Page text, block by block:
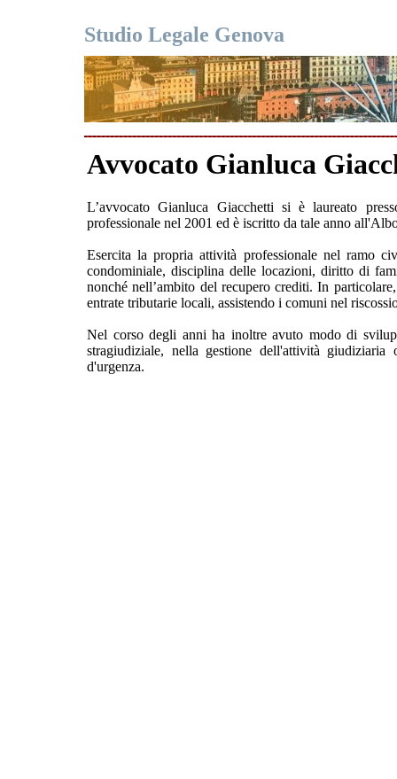
Studio Legale Genova
Avvocato Gianluca
L’avvocato Gianluca Giacchetti si è laureato
professionale nel 2001 ed è iscritto da tale anno
Esercita la propria attività professionale nel ramo
condominiale, disciplina delle locazioni, diritto di
nonché nell’ambito del recupero crediti. In
entrate tributarie locali, assistendo i comuni nel
Nel corso degli anni ha inoltre avuto modo di
stragiudiziale, nella gestione dell'attività
d'urgenza.